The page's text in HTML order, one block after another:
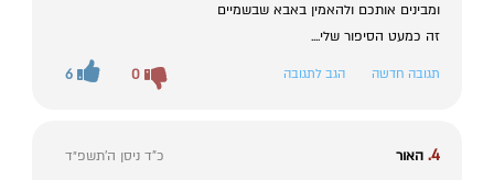
ומבינים אותכם ולהאמין באבא שבשמיים
זה כמעט הסיפור שלי....
תגובה חדשה הגב לתגובה 6 0
4. האור כ"ד ניסן ה׳תשפ״ד